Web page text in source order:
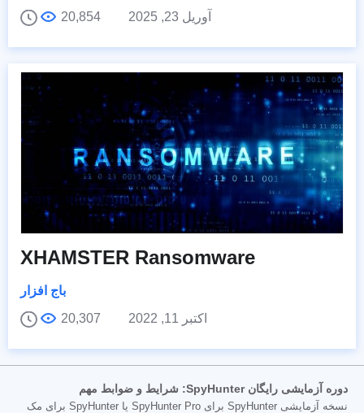
آوریل 23, 2025
20,854
XHAMSTER Ransomware
باج افزار
اکتبر 11, 2022
20,307
دوره آزمایشی رایگان SpyHunter: شرایط و ضوابط مهم
نسخه آزمایشی SpyHunter برای SpyHunter Pro یا SpyHunter برای مک